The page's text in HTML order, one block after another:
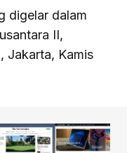
digelar dalam
II,
Jakarta, Kamis